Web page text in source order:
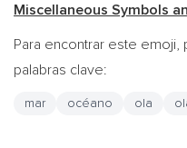
Miscellaneous Symbols
Para encontrar este emoji,
palabras clave:
mar océano ola